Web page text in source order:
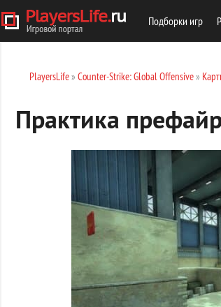
Подборки игр
PlayersLife» Counter-Strike: Global Offensive»
Практика